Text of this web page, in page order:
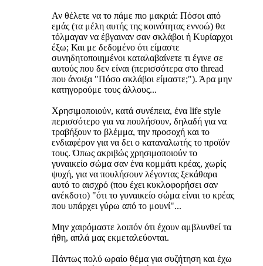
Αν θέλετε να το πάμε πιο μακριά: Πόσοι από
εμάς (τα μέλη αυτής της κοινότητας εννοώ) θα
τόλμαγαν να έβγαιναν σαν σκλάβοι ή Κυρίαρχοι
έξω; Και με δεδομένο ότι είμαστε
συνηδητοποιημένοι καταλαβαίνετε τι έγινε σε
αυτούς που δεν είναι (περισσότερα στο thread
που άνοιξα "Πόσο σκλάβοι είμαστε;"). Άρα μην
κατηγορούμε τους άλλους...
Χρησιμοποιούν, κατά συνέπεια, ένα life style
περισσότερο για να πουλήσουν, δηλαδή για να
τραβήξουν το βλέμμα, την προσοχή και το
ενδιαφέρον για να δει ο καταναλωτής το προϊόν
τους. Όπως ακριβώς χρησιμοποιούν το
γυναικείο σώμα σαν ένα κομμάτι κρέας, χωρίς
ψυχή, για να πουλήσουν λέγοντας ξεκάθαρα
αυτό το αισχρό (που έχει κυκλοφορήσει σαν
ανέκδοτο) "ότι το γυναικείο σώμα είναι το κρέας
που υπάρχει γύρω από το μουνί"...
Μην χαιρόμαστε λοιπόν ότι έχουν αμβλυνθεί τα
ήθη, απλά μας εκμεταλεύονται.
Πάντως πολύ ωραίο θέμα για συζήτηση και έχω